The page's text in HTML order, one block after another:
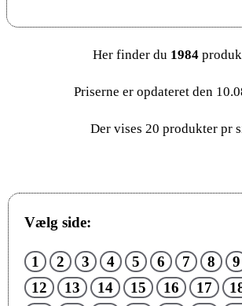
Her finder du 1984
Priserne er opdateret den
Der vises 20 produkter pr
Vælg side:
1 2 3 4 5 6 7 8 9
12
13 14 15 16 17